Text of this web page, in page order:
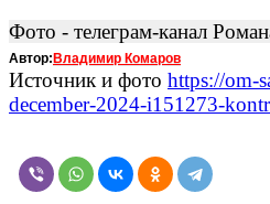
Фото - телеграм-канал
Автор:Владимир Комаров
Источник и фото https://om-
december-2024-i151273-